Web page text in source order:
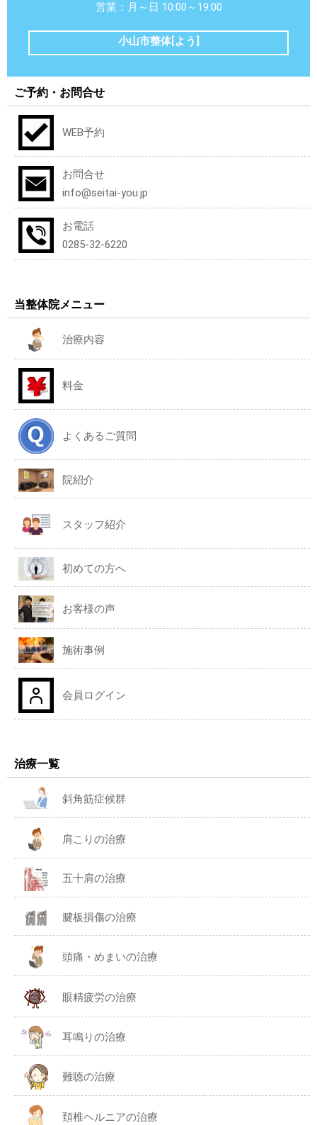
営業：月～日 10:00～19:00
小山市整体[よう]
ご予約・お問合せ
WEB予約
お問合せ
info@seitai-you.jp
お電話
0285-32-6220
当整体院メニュー
治療内容
料金
よくあるご質問
院紹介
スタッフ紹介
初めての方へ
お客様の声
施術事例
会員ログイン
治療一覧
斜角筋症候群
肩こりの治療
五十肩の治療
腱板損傷の治療
頭痛・めまいの治療
眼精疲労の治療
耳鳴りの治療
難聴の治療
頚椎ヘルニアの治療